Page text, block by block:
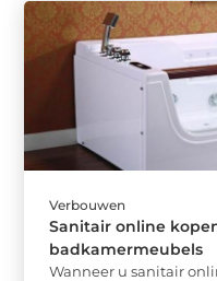
Verbouwen
Sanitair online
badkamermeubels
Wanneer u sanitair